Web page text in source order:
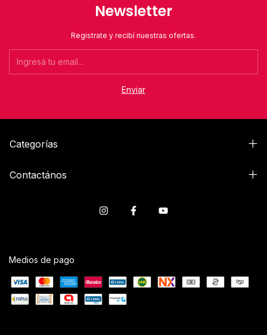
Newsletter
Registrate y recibí nuestras ofertas.
Categorías
Contactános
Medios de pago